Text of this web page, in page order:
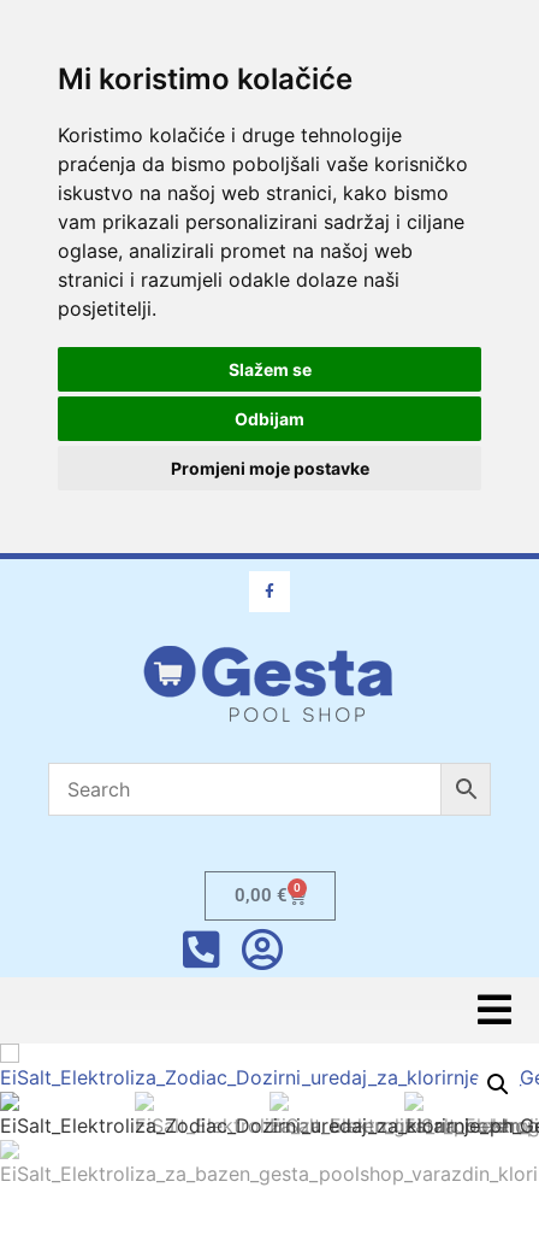
Mi koristimo kolačiće
Koristimo kolačiće i druge tehnologije
praćenja da bismo poboljšali vaše korisničko
iskustvo na našoj web stranici, kako bismo
vam prikazali personalizirani sadržaj i ciljane
oglase, analizirali promet na našoj web
stranici i razumjeli odakle dolaze naši
posjetitelji.
Slažem se
Odbijam
Promjeni moje postavke
0,00 € 0